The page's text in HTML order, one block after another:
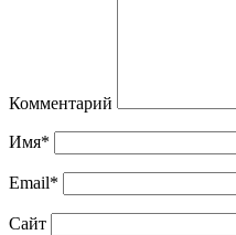
Комментарий
Имя*
Email*
Сайт